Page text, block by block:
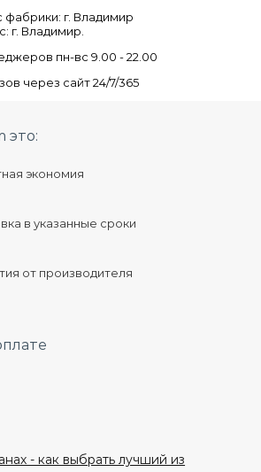
г. Владимир
г. Владимир.
пн-вc 9.00 - 22.00
через сайт 24/7/365
- как выбрать лучший из
это:
экономия
в указанные сроки
от производителя